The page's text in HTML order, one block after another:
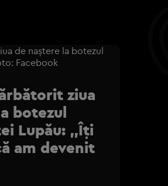
ziua
botezul
Lupău: „Îți
am devenit